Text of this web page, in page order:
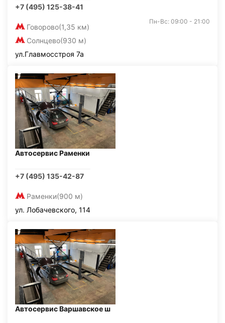
+7 (495) 125-38-41
Говорово(1,35 км)
Солнцево(930 м)
Пн-Вс: 09:00 - 21:00
ул.Главмосстроя 7а
Автосервис Раменки
+7 (495) 135-42-87
Раменки(900 м)
ул. Лобачевского, 114
Автосервис Варшавское ш